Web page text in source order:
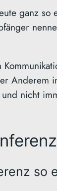
ganz so
Anderem
nicht
so